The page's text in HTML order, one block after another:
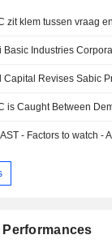
zit klem tussen vraag
Capital Revises Sabic
is Caught Between
- Factors to watch -